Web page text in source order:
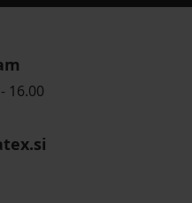
16.00